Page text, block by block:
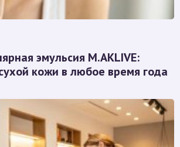
эмульсия M.AKLIVE:
кожи в любое время года